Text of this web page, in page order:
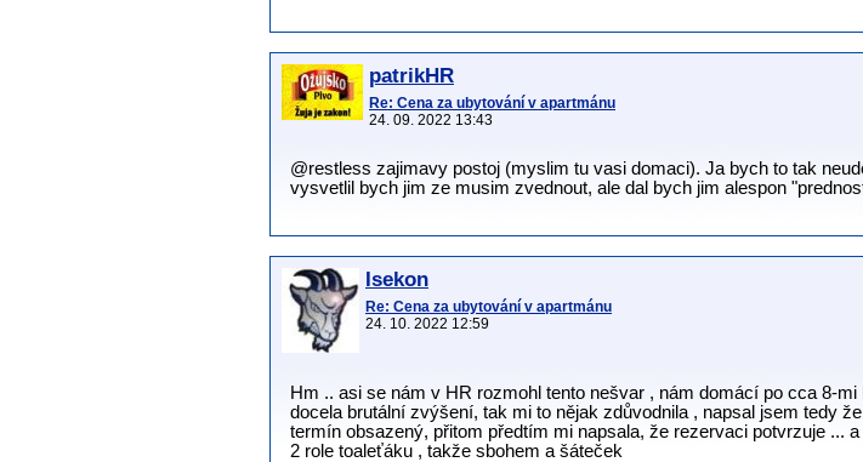
patrikHR
Re: Cena za ubytování v apartmánu
24. 09. 2022 13:43
@restless zajimavy postoj (myslim tu vasi domaci). Ja bych to tak
vysvetlil bych jim ze musim zvednout, ale dal bych jim alespon
Isekon
Re: Cena za ubytování v apartmánu
24. 10. 2022 12:59
Hm .. asi se nám v HR rozmohl tento nešvar , nám domácí po cca 8-
docela brutální zvýšení, tak mi to nějak zdůvodnila , napsal jsem tedy
termín obsazený, přitom předtím mi napsala, že rezervaci potvrzuje ...
2 role toaleťáku , takže sbohem a šáteček